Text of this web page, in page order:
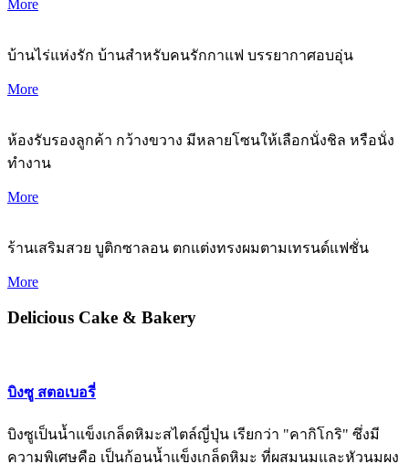
More
บ้านไร่แห่งรัก บ้านสำหรับคนรักกาแฟ บรรยากาศอบอุ่น
More
ห้องรับรองลูกค้า กว้างขวาง มีหลายโซนให้เลือกนั่งชิล หรือนั่ง
ทำงาน
More
ร้านเสริมสวย บูติกซาลอน ตกแต่งทรงผมตามเทรนด์แฟชั่น
More
Delicious Cake & Bakery
บิงซู สตอเบอรี่
บิงซูเป็นน้ำแข็งเกล็ดหิมะสไตล์ญี่ปุ่น เรียกว่า "คากิโกริ" ซึ่งมี
ความพิเศษคือ เป็นก้อนน้ำแข็งเกล็ดหิมะ ที่ผสมนมและหัวนมผง